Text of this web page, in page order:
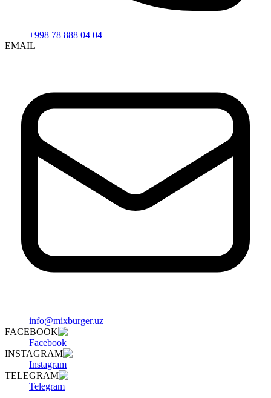
+998 78 888 04 04
EMAIL
info@mixburger.uz
FACEBOOK
Facebook
INSTAGRAM
Instagram
TELEGRAM
Telegram